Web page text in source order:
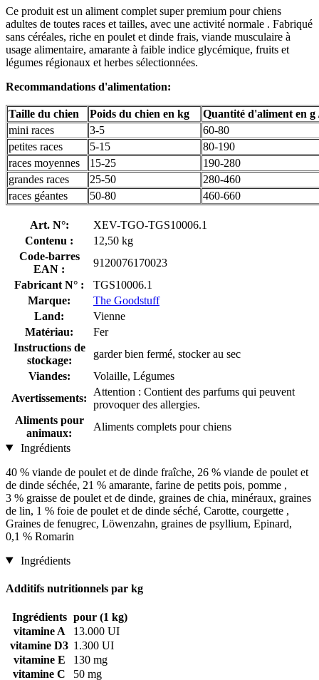
Ce produit est un aliment complet super premium pour chiens
adultes de toutes races et tailles, avec une activité normale . Fabriqué
sans céréales, riche en poulet et dinde frais, viande musculaire à
usage alimentaire, amarante à faible indice glycémique, fruits et
légumes régionaux et herbes sélectionnées.
Recommandations d'alimentation:
Taille du chien Poids du chien en kg
Quantité d'aliment en
mini races
3-5
60-80
petites races
5-15
80-190
races moyennes
15-25
190-280
grandes races
25-50
280-460
races géantes
50-80 460-660
Art. N°:
XEV-TGO-TGS10006.1
Contenu :
12,50 kg
Code-barres
EAN :
9120076170023
Fabricant N° :
TGS10006.1
Marque:
The Goodstuff
Land:
Vienne
Matériau:
Fer
Instructions de
stockage:
garder bien fermé, stocker au sec
Viandes:
Volaille, Légumes
Avertissements:
Attention : Contient des parfums qui peuvent
provoquer des allergies.
Aliments pour
animaux:
Aliments complets pour chiens
Ingrédients
40 % viande de poulet et de dinde fraîche, 26 % viande de poulet et
de dinde séchée, 21 % amarante, farine de petits pois, pomme ,
3 % graisse de poulet et de dinde, graines de chia, minéraux, graines
de lin, 1 % foie de poulet et de dinde séché, Carotte, courgette ,
Graines de fenugrec, Löwenzahn, graines de psyllium, Epinard,
0,1 % Romarin
Ingrédients
Additifs nutritionnels par kg
Ingrédients pour (1 kg)
vitamine A
13.000 UI
vitamine D3 1.300 UI
vitamine E
130 mg
vitamine C
50 mg